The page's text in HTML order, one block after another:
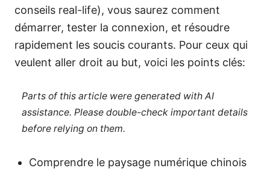
conseils real-life), vous saurez comment
démarrer, tester la connexion, et résoudre
rapidement les soucis courants. Pour ceux qui
veulent aller droit au but, voici les points clés:
Parts of this article were generated with AI
assistance. Please double-check important details
before relying on them.
Comprendre le paysage numérique chinois